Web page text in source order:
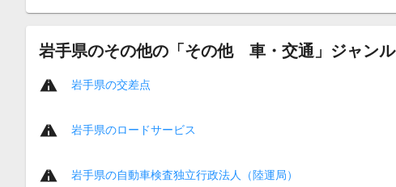
岩手県のその他の「その他 車・交通」ジャンル
岩手県の交差点
岩手県のロードサービス
岩手県の自動車検査独立行政法人（陸運局）